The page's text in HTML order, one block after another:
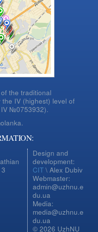
the traditional
IV (highest) level of
IV №0753932).
Design and
development:
CIT \ Alex Dubiv
Webmaster:
admin@uzhnu.e
du.ua
Media:
media@uzhnu.e
du.ua
© 2026 UzhNU